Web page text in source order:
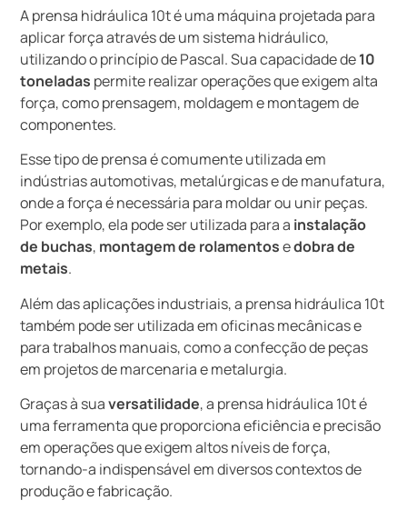
A prensa hidráulica 10t é uma máquina projetada para
aplicar força através de um sistema hidráulico,
utilizando o princípio de Pascal. Sua capacidade de10
toneladas permite realizar operações que exigem alta
força, como prensagem, moldagem e montagem de
componentes.
Esse tipo de prensa é comumente utilizada em
indústrias automotivas, metalúrgicas e de manufatura,
onde a força é necessária para moldar ou unir peças.
Por exemplo, ela pode ser utilizada para a instalação
de buchas, montagem de rolamentosedobra de
metais.
Além das aplicações industriais, a prensa hidráulica 10t
também pode ser utilizada em oficinas mecânicas e
para trabalhos manuais, como a confecção de peças
em projetos de marcenaria e metalurgia.
Graças à suaversatilidade, a prensa hidráulica 10t é
uma ferramenta que proporciona eficiência e precisão
em operações que exigem altos níveis de força,
tornando-a indispensável em diversos contextos de
produção e fabricação.